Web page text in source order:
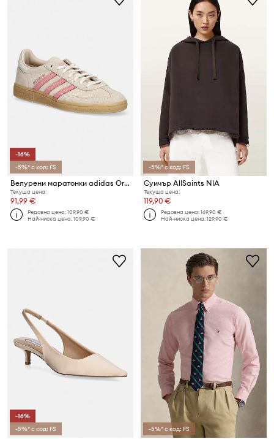
-16%
-5%* с код: FS
Велурени маратонки adidas Originals Handball Spezial
Текуща цена:
91,99 €
Редовна цена:109,90 €
Най-ниска цена:109,90 €
-5%* с код: FS
Суичър AllSaints NIA
Текуща цена:
119,90 €
Редовна цена:169,90 €
Най-ниска цена:129,90 €
-16%
-5%* с код: FS
-5%* с код: FS